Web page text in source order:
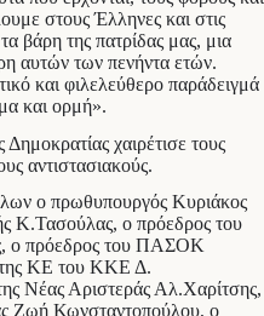
στους Έλληνες και στις
βάρη της πατρίδας μας, μια
αυτών των πενήντα ετών.
και φιλελεύθερο παράδειγμά
και ορμή».
χαιρέτισε τους
αντιστασιακούς.
ο πρωθυπουργός Κυριάκος
Κ.Τασούλας, ο πρόεδρος του
ο πρόεδρος του ΠΑΣΟΚ
ΚΕ του ΚΚΕ Δ.
Νέας Αριστεράς Αλ.Χαρίτσης,
Ζωή Κωνσταντοπούλου, ο